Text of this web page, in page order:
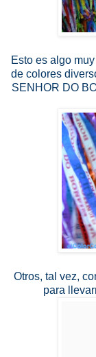
Esto es algo
de colores
SENHOR DO
Otros, tal vez,
para